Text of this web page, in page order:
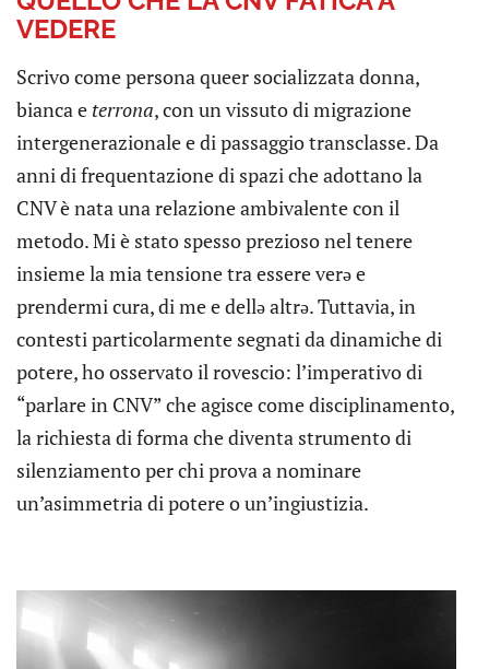
VEDERE
Scrivo come persona queer socializzata donna,
bianca e terrona, con un vissuto di migrazione
intergenerazionale e di passaggio transclasse. Da
anni di frequentazione di spazi che adottano la
CNV è nata una relazione ambivalente con il
metodo. Mi è stato spesso prezioso nel tenere
insieme la mia tensione tra essere verə e
prendermi cura, di me e dellə altrə. Tuttavia, in
contesti particolarmente segnati da dinamiche di
potere, ho osservato il rovescio: l’imperativo di
“parlare in CNV” che agisce come disciplinamento,
la richiesta di forma che diventa strumento di
silenziamento per chi prova a nominare
un’asimmetria di potere o un’ingiustizia.